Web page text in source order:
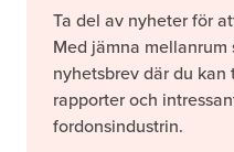
Ta del av nyheter för
Med jämna
nyhetsbrev där du kan
rapporter och
fordonsindustrin.